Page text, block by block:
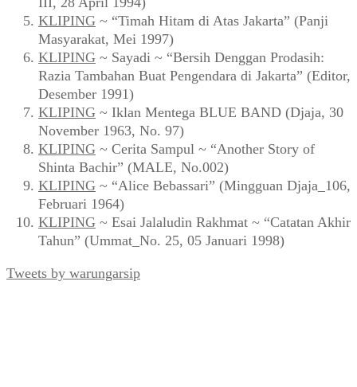
KLIPING ~ “Timah Hitam di Atas Jakarta” (Panji
Masyarakat, Mei 1997)
KLIPING ~ Sayadi ~ “Bersih Denggan Prodasih:
Razia Tambahan Buat Pengendara di Jakarta” (Editor,
Desember 1991)
KLIPING ~ Iklan Mentega BLUE BAND (Djaja, 30
November 1963, No. 97)
KLIPING ~ Cerita Sampul ~ “Another Story of
Shinta Bachir” (MALE, No.002)
KLIPING ~ “Alice Bebassari” (Mingguan Djaja_106,
Februari 1964)
KLIPING ~ Esai Jalaludin Rakhmat ~ “Catatan Akhir
Tahun” (Ummat_No. 25, 05 Januari 1998)
Tweets by warungarsip